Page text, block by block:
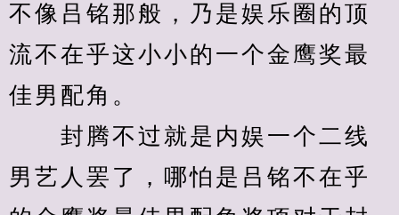
不像吕铭那般，乃是娱乐圈的顶
流不在乎这小小的一个金鹰奖最
佳男配角。
封腾不过就是内娱一个二线
男艺人罢了，哪怕是吕铭不在乎